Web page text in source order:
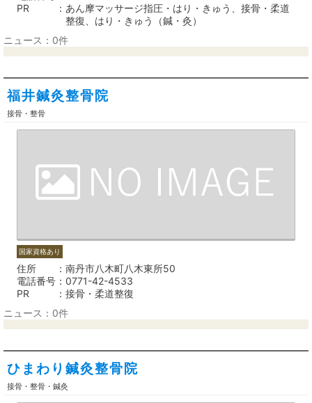
PR
あん摩マッサージ指圧・はり・きゅう、接骨・柔道
整復、はり・きゅう（鍼・灸）
ニュース：0件
福井鍼灸整骨院
接骨・整骨
国家資格あり
住所
南丹市八木町八木東所50
電話番号
0771-42-4533
PR
接骨・柔道整復
ニュース：0件
ひまわり鍼灸整骨院
接骨・整骨・鍼灸